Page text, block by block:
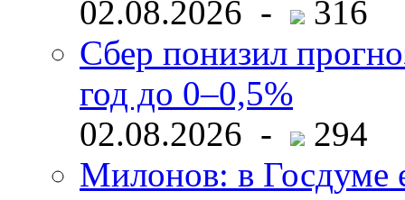
02.08.2026 -
316
Сбер понизил
год до 0–0,5%
02.08.2026 -
294
Милонов: в Госдуме